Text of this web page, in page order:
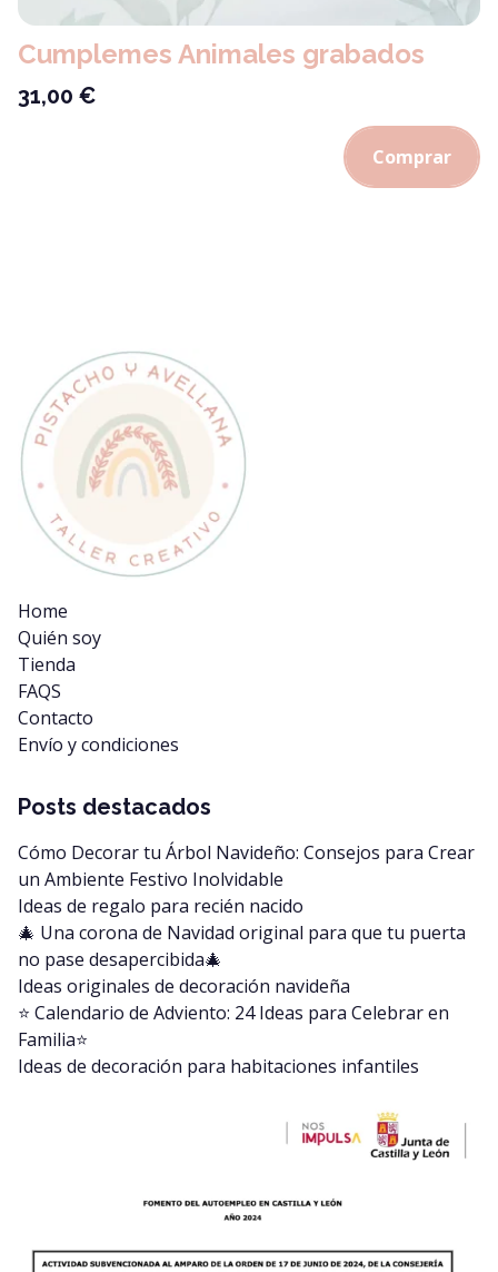
Cumplemes Animales grabados
31,00 €
Comprar
Home
Quién soy
Tienda
FAQS
Contacto
Envío y condiciones
Posts destacados
Cómo Decorar tu Árbol Navideño: Consejos para Crear
un Ambiente Festivo Inolvidable
Ideas de regalo para recién nacido
🎄 Una corona de Navidad original para que tu puerta
no pase desapercibida🎄
Ideas originales de decoración navideña
⭐️ Calendario de Adviento: 24 Ideas para Celebrar en
Familia⭐️
Ideas de decoración para habitaciones infantiles